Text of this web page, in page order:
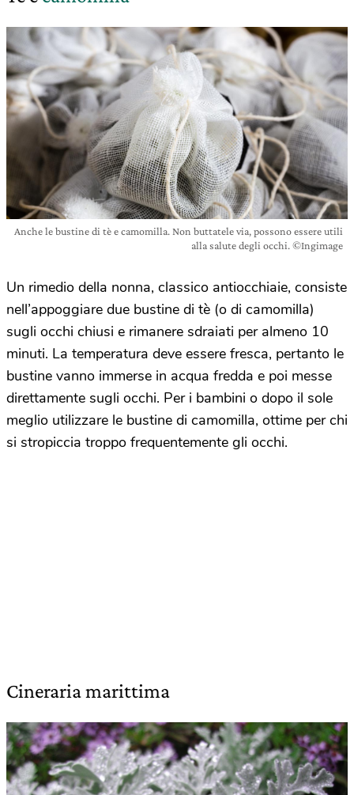
Anche le bustine di tè e camomilla. Non buttatele via, possono essere utili
alla salute degli occhi. ©Ingimage
Un rimedio della nonna, classico antiocchiaie, consiste
nell’appoggiare due bustine di tè (o di camomilla)
sugli occhi chiusi e rimanere sdraiati per almeno 10
minuti. La temperatura deve essere fresca, pertanto le
bustine vanno immerse in acqua fredda e poi messe
direttamente sugli occhi. Per i bambini o dopo il sole
meglio utilizzare le bustine di camomilla, ottime per chi
si stropiccia troppo frequentemente gli occhi.
Cineraria marittima